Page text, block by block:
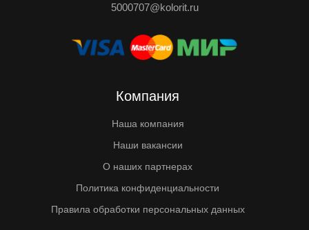
5000707@kolorit.ru
Компания
Наша компания
Наши вакансии
О наших партнерах
Политика конфиденциальности
Правила обработки персональных данных